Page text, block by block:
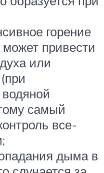
горение
привести
или
самый
все-
дыма в